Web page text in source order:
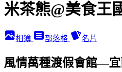
米茶熊@美食王
相簿 部落格 名片
風情萬種渡假會館—